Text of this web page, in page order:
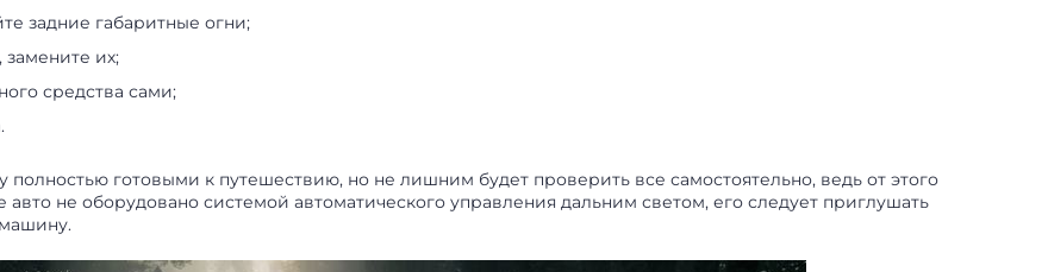
задние габаритные огни;
их;
средства сами;
готовыми к путешествию, но не лишним будет проверить все самостоятельно, ведь от этого
не оборудовано системой автоматического управления дальним светом, его следует приглушать